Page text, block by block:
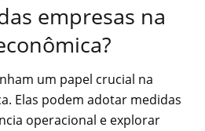
empresas na
um papel crucial na
Elas podem adotar medidas
operacional e explorar